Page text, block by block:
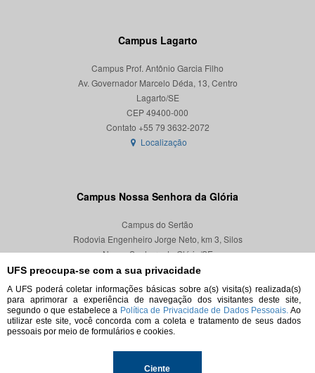
UFS preocupa-se com a sua privacidade
A UFS poderá coletar informações básicas sobre a(s) visita(s) realizada(s)
para aprimorar a experiência de navegação dos visitantes deste site,
segundo o que estabelece a Política de Privacidade de Dados Pessoais. Ao
utilizar este site, você concorda com a coleta e tratamento de seus dados
pessoais por meio de formulários e cookies.
Ciente
Campus Lagarto
Campus Prof. Antônio Garcia Filho
Av. Governador Marcelo Déda, 13, Centro
Lagarto/SE
CEP 49400-000
Localização
Campus Nossa Senhora da Glória
Campus do Sertão
Rodovia Engenheiro Jorge Neto, km 3, Silos
Nossa Senhora da Glória/SE
CEP 49680-000
Localização
© 2026. Todos os direitos reservados.